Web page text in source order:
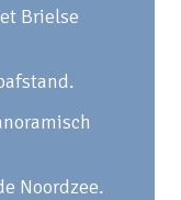
Brielse
Noordzee.